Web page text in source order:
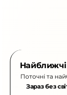
Найближчі
Поточні та
Зараз без